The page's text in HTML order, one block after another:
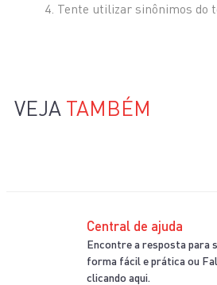
Tente utilizar sinônimos do
VEJA TAMBÉM
Central de ajuda
Encontre a resposta para
forma fácil e prática ou
clicando aqui.